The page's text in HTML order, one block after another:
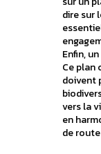
dire sur
Enfin,
Ce
doivent
vers la
en
de